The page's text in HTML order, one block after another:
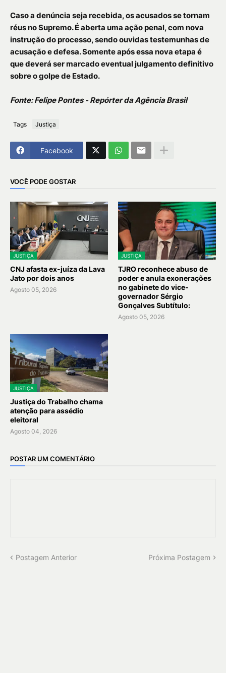
Caso a denúncia seja recebida, os acusados se tornam
réus no Supremo. É aberta uma ação penal, com nova
instrução do processo, sendo ouvidas testemunhas de
acusação e defesa. Somente após essa nova etapa é
que deverá ser marcado eventual julgamento definitivo
sobre o golpe de Estado.
Fonte: Felipe Pontes - Repórter da Agência Brasil
Tags Justiça
Facebook
VOCÊ PODE GOSTAR
JUSTIÇA
CNJ afasta ex-juíza da Lava
Jato por dois anos
Agosto 05, 2026
JUSTIÇA
TJRO reconhece abuso de
poder e anula exonerações
no gabinete do vice-
governador Sérgio
Gonçalves Subtítulo:
Agosto 05, 2026
JUSTIÇA
Justiça do Trabalho chama
atenção para assédio
eleitoral
Agosto 04, 2026
POSTAR UM COMENTÁRIO
Postagem Anterior Próxima Postagem